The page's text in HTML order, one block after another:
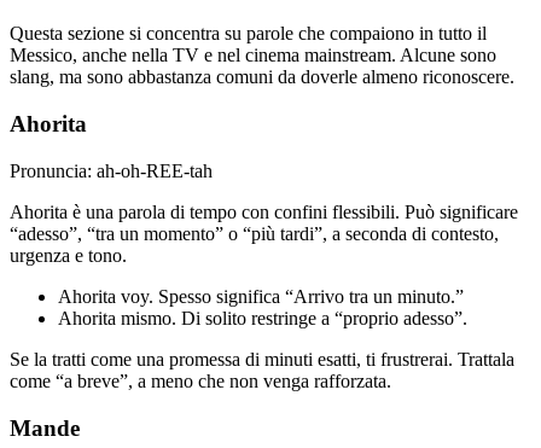
Questa sezione si concentra su parole che compaiono in tutto il
Messico, anche nella TV e nel cinema mainstream. Alcune sono
slang, ma sono abbastanza comuni da doverle almeno riconoscere.
Ahorita
Pronuncia: ah-oh-REE-tah
Ahorita è una parola di tempo con confini flessibili. Può significare
“adesso”, “tra un momento” o “più tardi”, a seconda di contesto,
urgenza e tono.
Ahorita voy. Spesso significa “Arrivo tra un minuto.”
Ahorita mismo. Di solito restringe a “proprio adesso”.
Se la tratti come una promessa di minuti esatti, ti frustrerai. Trattala
come “a breve”, a meno che non venga rafforzata.
Mande